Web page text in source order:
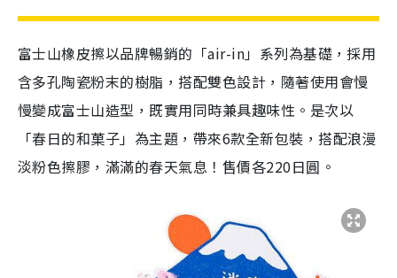
富士山橡皮擦以品牌暢銷的「air-in」系列為基礎，採用
含多孔陶瓷粉末的樹脂，搭配雙色設計，隨著使用會慢
慢變成富士山造型，既實用同時兼具趣味性。是次以
「春日的和菓子」為主題，帶來6款全新包裝，搭配浪漫
淡粉色擦膠，滿滿的春天氣息！售價各220日圓。